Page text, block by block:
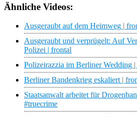
Ähnliche Videos:
Ausgeraubt auf dem Heimweg |
Ausgeraubt und verprügelt: Auf
Polizei | frontal
Polizeirazzia im Berliner Wedding
Berliner Bandenkrieg eskaliert |
Staatsanwalt arbeitet für
#truecrime